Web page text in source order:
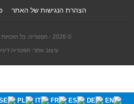
הצהרת הנגישות של האתר
© 2026 - הפטריה. כל הזכויות שמורות.
עיצוב אתר: הפטריה